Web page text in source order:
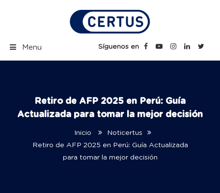
Certus Blog | Carreras
Menu Síguenos en
Retiro de AFP 2025 en Perú: Guía
Actualizada para tomar la mejor decisión
Inicio
Noticertus
Retiro de AFP 2025 en Perú: Guía Actualizada
para tomar la mejor decisión